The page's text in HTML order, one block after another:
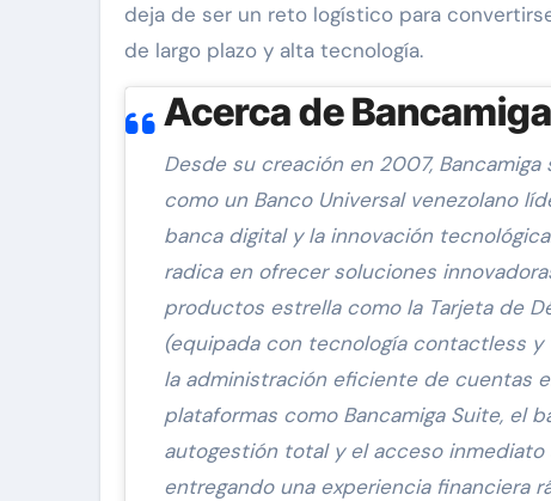
deja de ser un reto logístico para
de largo plazo y alta tecnología.
Acerca de Bancamiga
Desde su creación en 2007,
como un Banco Universal venezolano
banca digital y la innovación
radica en ofrecer soluciones
productos estrella como la Tarjeta de
(equipada con tecnología contactless y
la administración eficiente de cuentas
plataformas como Bancamiga Suite, el
autogestión total y el acceso inmediato
entregando una experiencia financiera